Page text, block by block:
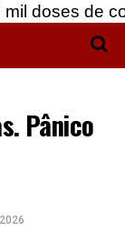
cocaína,
Pânico